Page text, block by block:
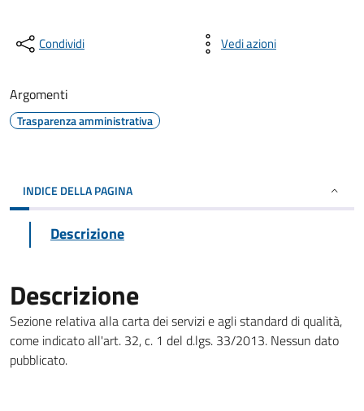
Condividi Vedi azioni
Argomenti
Trasparenza amministrativa
INDICE DELLA PAGINA
Descrizione
Descrizione
Sezione relativa alla carta dei servizi e agli standard di qualità,
come indicato all'art. 32, c. 1 del d.lgs. 33/2013. Nessun dato
pubblicato.